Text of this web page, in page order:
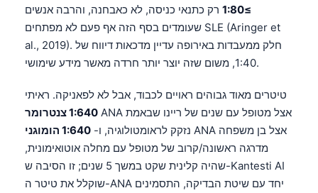
≥1:80
רק כתנאי כניסה, לא כאבחנה, והרבה אנשים
שעומדים בסף הזה אף פעם לא מפתחים SLE (Aringer et
al., 2019). חלק ממעבדות באירופה עדיין מדכאות דיווח של
1:40, משום שזה יוצר יותר חרדה מאשר מידע שימושי.
טיטרים מאוד גבוהים ראויים לכבוד, אבל לא לפאניקה. ראיתי
1:640 צנטרומר ANA אצל מטופל עם שנים של ריינו שבאמת
נזקק לראומטולוגיה, ו- 1:640 הומוגני
ANA אצל בן משפחה
מדרגה ראשונה/קרוב של מטופל עם מחלה אוטואימונית,
שהיה קלינית שקט במשך 5 שנים; זו הסיבה ש-Kantesti AI
שוקלל את טיטר ה-ANA יחד עם שיטת הבדיקה, התסמינים